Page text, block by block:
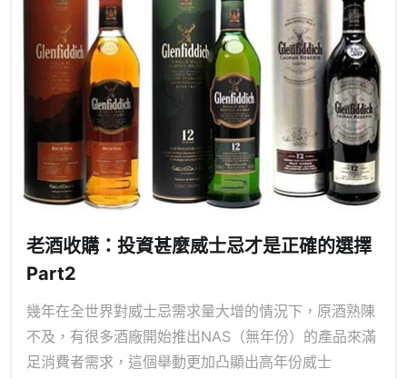
老酒收購：投資甚麼威士忌才是正確的選擇
Part2
幾年在全世界對威士忌需求量大增的情況下，原酒熟陳
不及，有很多酒廠開始推出NAS（無年份）的產品來滿
足消費者需求，這個舉動更加凸顯出高年份威士